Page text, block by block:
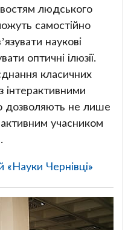
людського
самостійно
наукові
оптичні ілюзії.
класичних
інтерактивними
дозволяють не лише
учасником
Чернівці»